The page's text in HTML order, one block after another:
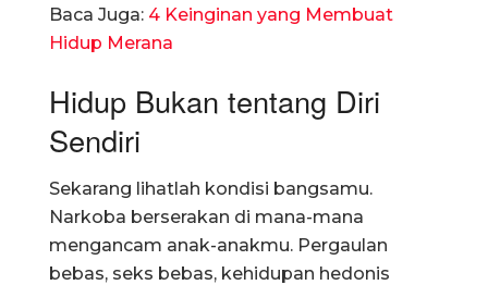
Baca Juga: 4 Keinginan yang Membuat
Hidup Merana
Hidup Bukan tentang Diri
Sendiri
Sekarang lihatlah kondisi bangsamu.
Narkoba berserakan di mana-mana
mengancam anak-anakmu. Pergaulan
bebas, seks bebas, kehidupan hedonis